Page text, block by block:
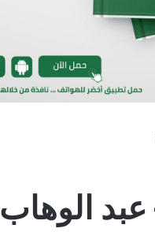
الوهاب